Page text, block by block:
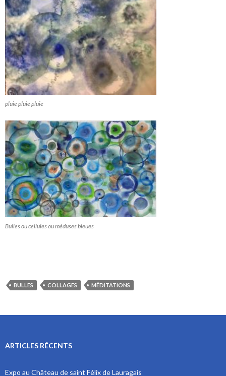
pluie pluie pluie
Bulles ou cellules ou méduses bleues
BULLES COLLAGES MÉDITATIONS
ARTICLES RÉCENTS
Expo au Château de saint Félix de Lauragais